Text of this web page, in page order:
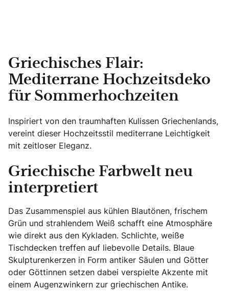
Griechisches Flair:
Mediterrane Hochzeitsdeko
für Sommerhochzeiten
Inspiriert von den traumhaften Kulissen Griechenlands,
vereint dieser Hochzeitsstil mediterrane Leichtigkeit
mit zeitloser Eleganz.
Griechische Farbwelt neu
interpretiert
Das Zusammenspiel aus kühlen Blautönen, frischem
Grün und strahlendem Weiß schafft eine Atmosphäre
wie direkt aus den Kykladen. Schlichte, weiße
Tischdecken treffen auf liebevolle Details. Blaue
Skulpturenkerzen in Form antiker Säulen und Götter
oder Göttinnen setzen dabei verspielte Akzente mit
einem Augenzwinkern zur griechischen Antike.